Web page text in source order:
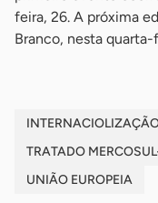
feira, 26. A próxima
Branco, nesta quarta-
TRATADO
UNIÃO EUROPEIA